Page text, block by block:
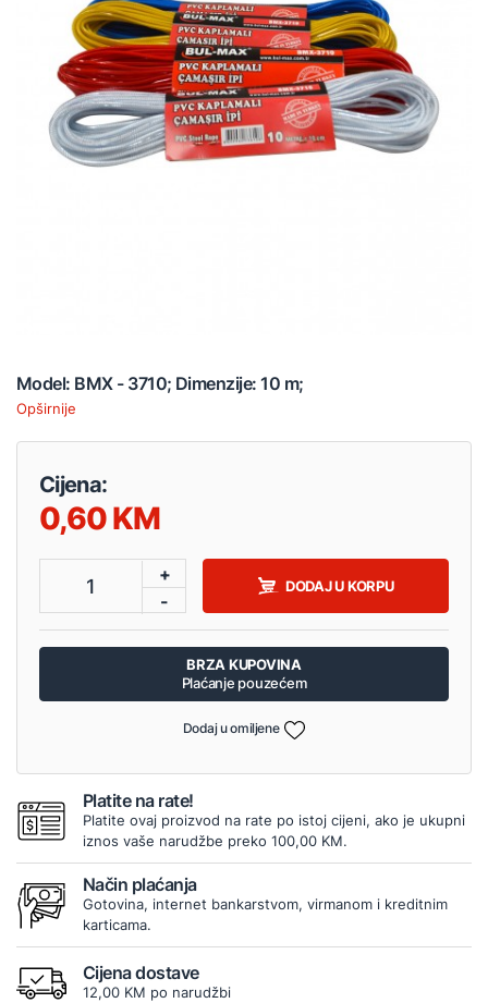
Model: BMX - 3710; Dimenzije: 10 m;
Opširnije
Cijena:
0,60
1
+
-
DODAJ U KORPU
BRZA KUPOVINA
Plaćanje pouzećem
Dodaj u omiljene
Platite na rate!
Platite ovaj proizvod na rate po istoj cijeni, ako je ukupni
iznos vaše narudžbe preko 100,00 KM.
Način plaćanja
Gotovina, internet bankarstvom, virmanom i kreditnim
karticama.
Cijena dostave
12,00 KM po narudžbi